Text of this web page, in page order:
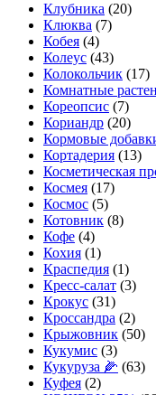
Клубника (20)
Клюква (7)
Кобея (4)
Колеус (43)
Колокольчик (17)
Комнатные
Кореопсис (7)
Кориандр (20)
Кормовые
Кортадерия (13)
Косметическая
Космея (17)
Космос (5)
Котовник (8)
Кофе (4)
Кохия (1)
Краспедия (1)
Кресс-салат (3)
Крокус (31)
Кроссандра (2)
Крыжовник (50)
Кукумис (3)
Кукуруза 🌽 (63)
Куфея (2)